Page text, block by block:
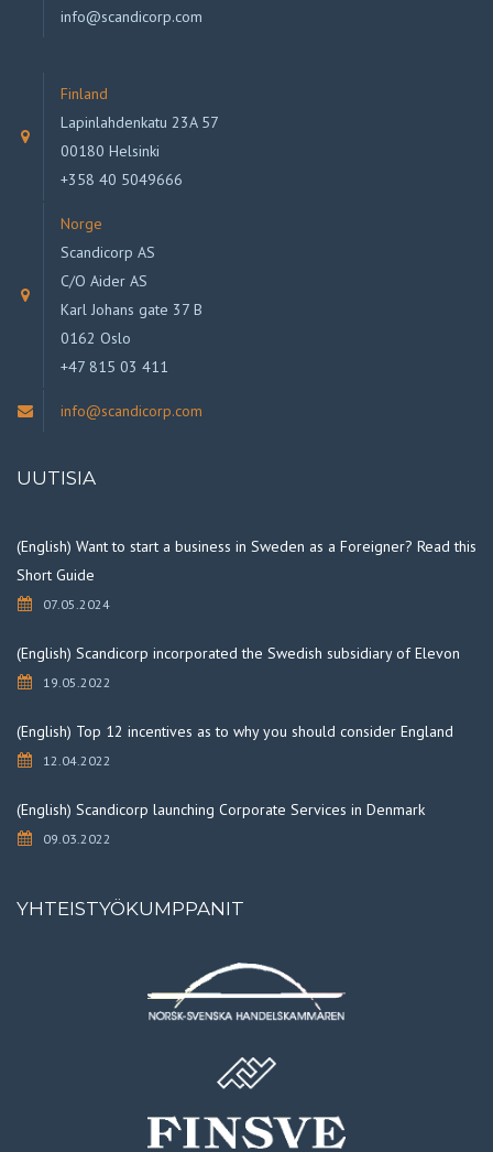
info@scandicorp.com
Finland
Lapinlahdenkatu 23A 57
00180 Helsinki
+358 40 5049666
Norge
Scandicorp AS
C/O Aider AS
Karl Johans gate 37 B
0162 Oslo
+47 815 03 411
info@scandicorp.com
UUTISIA
(English) Want to start a business in Sweden as a Foreigner? Read this
Short Guide
07.05.2024
(English) Scandicorp incorporated the Swedish subsidiary of Elevon
19.05.2022
(English) Top 12 incentives as to why you should consider England
12.04.2022
(English) Scandicorp launching Corporate Services in Denmark
09.03.2022
YHTEISTYÖKUMPPANIT